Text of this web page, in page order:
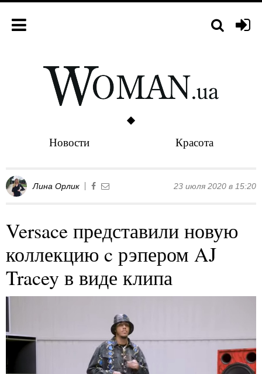
Новости Красота
Лина Орлик 23 июля 2020 в 15:20
Versace представили новую
коллекцию c рэпером AJ
Tracey в виде клипа